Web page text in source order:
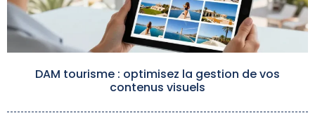
DAM tourisme : optimisez la gestion de vos
contenus visuels